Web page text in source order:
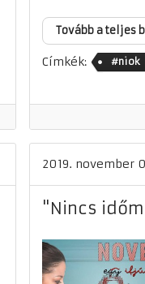
Tovább a teljes
Címkék: #niok
2019. november
"Nincs